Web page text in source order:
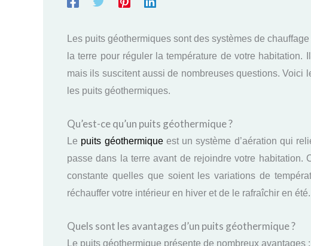
Les puits géothermiques sont des systèmes de
la terre pour réguler la température de votre habitation.
mais ils suscitent aussi de nombreuses questions. Voici
les puits géothermiques.
Qu’est-ce qu’un puits géothermique ?
Le puits géothermiqueest un système d’aération qui
passe dans la terre avant de rejoindre votre habitation.
constante quelles que soient les variations de
réchauffer votre intérieur en hiver et de le rafraîchir en été.
Quels sont les avantages d’un puits géothermique ?
Le puits géothermique présente de nombreux avantages :